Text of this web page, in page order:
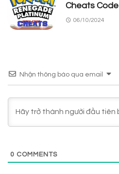
Cheats Code
06/10/2024
Nhận thông báo qua email
0 COMMENTS